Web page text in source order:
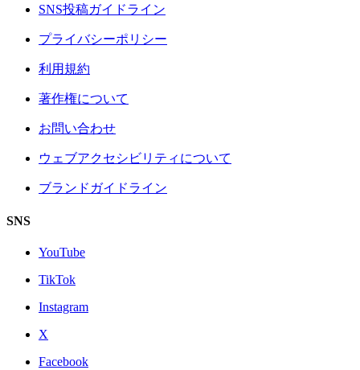
SNS投稿ガイドライン
プライバシーポリシー
利用規約
著作権について
お問い合わせ
ウェブアクセシビリティについて
ブランドガイドライン
SNS
YouTube
TikTok
Instagram
X
Facebook